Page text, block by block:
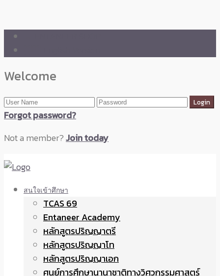
Welcome
Forgot password?
Not a member?Join today
สนใจเข้าศึกษา
TCAS 69
Entaneer Academy
หลักสูตรปริญญาตรี
หลักสูตรปริญญาโท
หลักสูตรปริญญาเอก
ศูนย์การศึกษานานาชาติทางวิศวกรรมศาสตร์